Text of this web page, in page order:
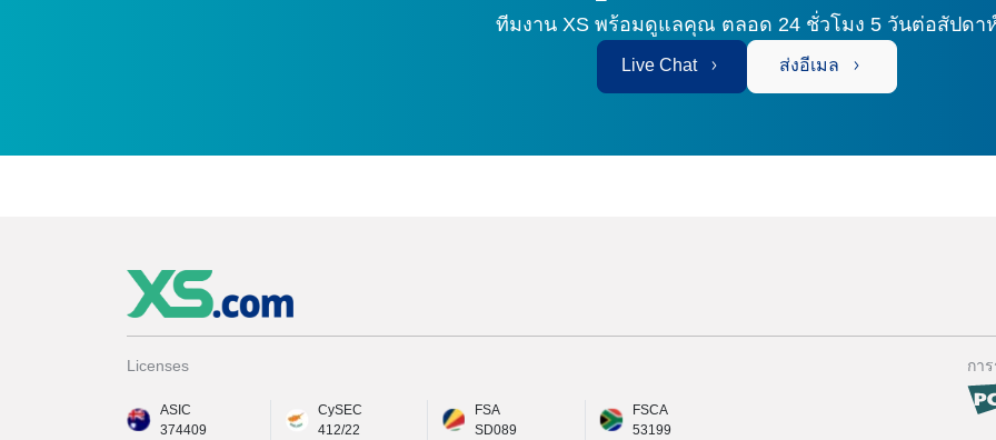
ทีมงาน XS พร้อมดูแลคุณ ตลอด 24 ชั่วโมง 5 วันต่อสัปดา
Live Chat ส่งอีเมล
Licenses
ASIC
374409
CySEC
412/22
FSA
SD089
FSCA
53199
กา